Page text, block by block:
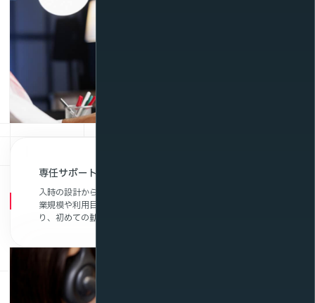
専任サポート体制と柔軟な料金プランで安心導入
入時の設計から運用まで、専任スタッフが丁寧にサポート。企
業規模や利用目的に応じた柔軟な料金プランも用意されてお
り、初めての動画配信でも安心してスタートできます。